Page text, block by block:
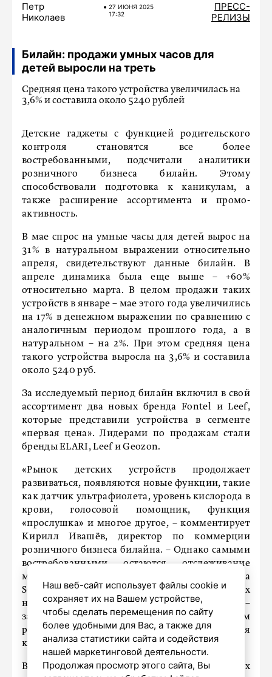
Петр
Николаев
27 ИЮНЯ 2025
17:32
ПРЕСС-
РЕЛИЗЫ
Билайн: продажи умных часов для
детей выросли на треть
Средняя цена такого устройства увеличилась на
3,6% и составила около 5240 рублей
Детские гаджеты с функцией родительского
контроля становятся все более
востребованными, подсчитали аналитики
розничного бизнеса билайн. Этому
способствовали подготовка к каникулам, а
также расширение ассортимента и промо-
активность.
В мае спрос на умные часы для детей вырос на
31% в натуральном выражении относительно
апреля, свидетельствуют данные билайн. В
апреле динамика была еще выше – +60%
относительно марта. В целом продажи таких
устройств в январе – мае этого года увеличились
на 17% в денежном выражении по сравнению с
аналогичным периодом прошлого года, а в
натуральном – на 2%. При этом средняя цена
такого устройства выросла на 3,6% и составила
около 5240 руб.
За исследуемый период билайн включил в свой
ассортимент два новых бренда Fontel и Leef,
которые представили устройства в сегменте
«первая цена». Лидерами по продажам стали
бренды ELARI, Leef и Geozon.
«Рынок детских устройств продолжает
развиваться, появляются новые функции, такие
как датчик ультрафиолета, уровень кислорода в
крови, голосовой помощник, функция
«прослушка» и многое другое, – комментирует
Кирилл Ивашёв, директор по коммерции
розничного бизнеса билайна. – Однако самыми
востребованными остаются отслеживание
местоположения, настройка геозон, кнопка
SOS, аудиомониторинг, защита от незнакомых
номеров. Рост продаж в этом сегменте –
закономерный результат, и мы продолжим
расширять линейку, опираясь на ожидания
клиентов».
В свою очередь, востребованность детских
Наш веб-сайт использует файлы cookie и
сохраняет их на Вашем устройстве,
чтобы сделать перемещения по сайту
более удобными для Вас, а также для
анализа статистики сайта и содействия
нашей маркетинговой деятельности.
Продолжая просмотр этого сайта, Вы